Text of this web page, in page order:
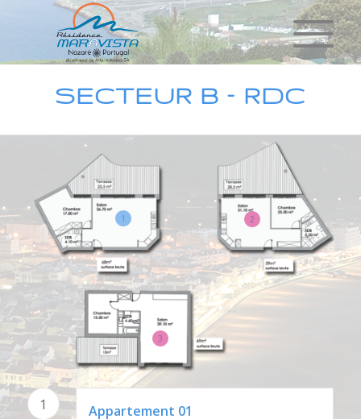
SECTEUR B – RDC
1 2
3
1 Appartement 01